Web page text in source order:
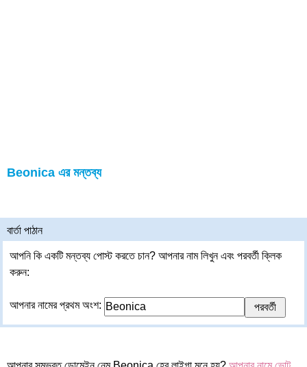
Beonica এর মন্তব্য
বার্তা পাঠান
আপনি কি একটি মন্তব্য পোস্ট করতে চান? আপনার নাম লিখুন এবং পরবর্তী ক্লিক
করুন:
আপনার নামের প্রথম অংশ: